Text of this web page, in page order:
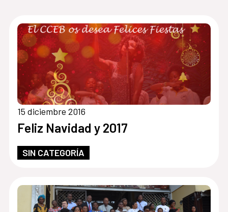
15 diciembre 2016
Feliz Navidad y 2017
SIN CATEGORÍA